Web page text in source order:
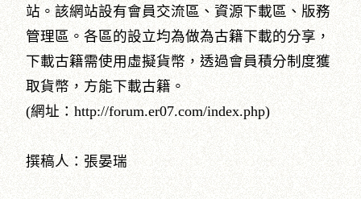
站。該網站設有會員交流區、資源下載區、版務
管理區。各區的設立均為做為古籍下載的分享，
下載古籍需使用虛擬貨幣，透過會員積分制度獲
取貨幣，方能下載古籍。
(網址：http://forum.er07.com/index.php)
撰稿人：張晏瑞